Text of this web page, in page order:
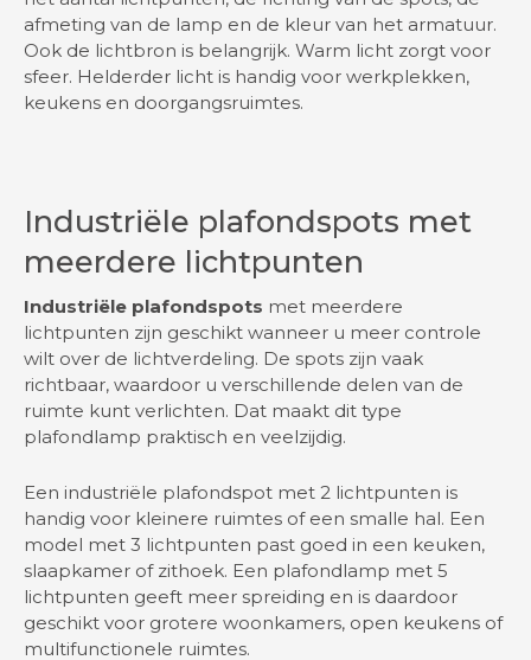
afmeting van de lamp en de kleur van het armatuur.
Ook de lichtbron is belangrijk. Warm licht zorgt voor
sfeer. Helderder licht is handig voor werkplekken,
keukens en doorgangsruimtes.
Industriële plafondspots met
meerdere lichtpunten
Industriële plafondspots met meerdere
lichtpunten zijn geschikt wanneer u meer controle
wilt over de lichtverdeling. De spots zijn vaak
richtbaar, waardoor u verschillende delen van de
ruimte kunt verlichten. Dat maakt dit type
plafondlamp praktisch en veelzijdig.
Een industriële plafondspot met 2 lichtpunten is
handig voor kleinere ruimtes of een smalle hal. Een
model met 3 lichtpunten past goed in een keuken,
slaapkamer of zithoek. Een plafondlamp met 5
lichtpunten geeft meer spreiding en is daardoor
geschikt voor grotere woonkamers, open keukens of
multifunctionele ruimtes.